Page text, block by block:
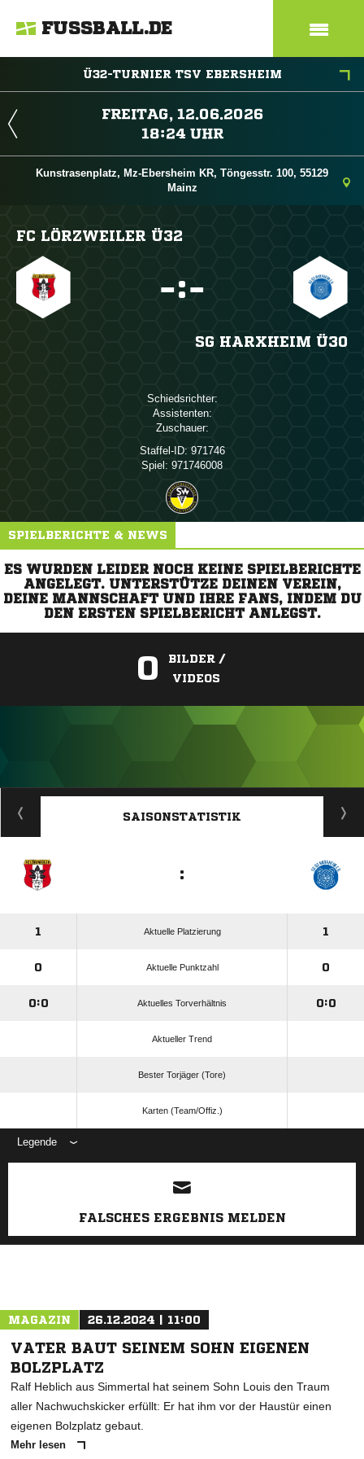
FUSSBALL.DE
Ü32-TURNIER TSV EBERSHEIM
 
 
Kunstrasenplatz, Mz-Ebersheim KR, Töngesstr. 100, 55129
Mainz
FC LÖRZWEILER Ü32
:
SG HARXHEIM Ü30
Schiedsrichter:
Assistenten:
Zuschauer:
Staffel-ID: 971746
Spiel: 971746008
SPIELBERICHTE & NEWS
ES WURDEN LEIDER NOCH KEINE SPIELBERICHTE
ANGELEGT. UNTERSTÜTZE DEINEN VEREIN,
DEINE MANNSCHAFT UND IHRE FANS, INDEM DU
DEN ERSTEN SPIELBERICHT ANLEGST.
0
BILDER /
VIDEOS
ANZEIGE
SAISONSTATISTIK
:
1 Aktuelle Platzierung 1
0 Aktuelle Punktzahl 0
0:0 Aktuelles Torverhältnis 0:0
Aktueller Trend
Bester Torjäger (Tore)
Karten (Team/Offiz.)
Legende
ANZEIGE
FALSCHES ERGEBNIS MELDEN
MAGAZIN 26.12.2024 | 11:00
VATER BAUT SEINEM SOHN EIGENEN
BOLZPLATZ
Ralf Heblich aus Simmertal hat seinem Sohn Louis den Traum
aller Nachwuchskicker erfüllt: Er hat ihm vor der Haustür einen
eigenen Bolzplatz gebaut.
Mehr lesen